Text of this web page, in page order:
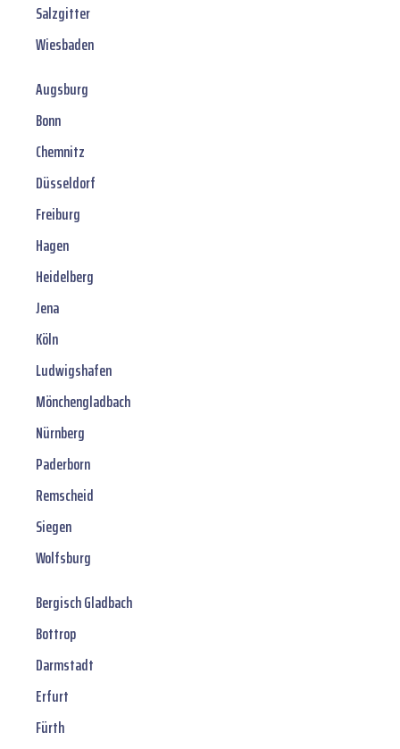
Salzgitter
Wiesbaden
Augsburg
Bonn
Chemnitz
Düsseldorf
Freiburg
Hagen
Heidelberg
Jena
Köln
Ludwigshafen
Mönchengladbach
Nürnberg
Paderborn
Remscheid
Siegen
Wolfsburg
Bergisch Gladbach
Bottrop
Darmstadt
Erfurt
Fürth